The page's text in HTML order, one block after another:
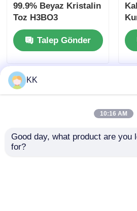
99.9% Beyaz Kristalin
Toz H3BO3
Talep Gönder
KK
10:16 AM
Good day, what product are you
for?